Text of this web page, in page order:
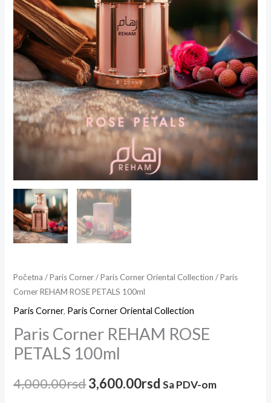
Početna /Paris Corner/Paris Corner Oriental Collection / Paris
Corner REHAM ROSE PETALS 100ml
Paris Corner, Paris Corner Oriental Collection
Paris Corner REHAM ROSE
PETALS 100ml
4,000.00rsd3,600.00rsd Sa PDV-om